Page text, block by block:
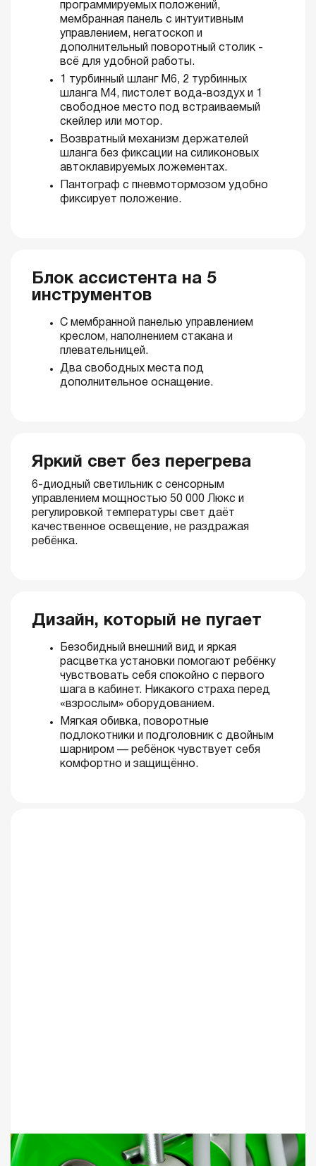
программируемых положений,
мембранная панель с интуитивным
управлением, негатоскоп и
дополнительный поворотный столик -
всё для удобной работы.
1 турбинный шланг М6, 2 турбинных
шланга М4, пистолет вода-воздух и 1
свободное место под встраиваемый
скейлер или мотор.
Возвратный механизм держателей
шланга без фиксации на силиконовых
автоклавируемых ложементах.
Пантограф с пневмотормозом удобно
фиксирует положение.
Блок ассистента на 5
инструментов
С мембранной панелью управлением
креслом, наполнением стакана и
плевательницей.
Два свободных места под
дополнительное оснащение.
Яркий свет без перегрева
6-диодный светильник с сенсорным
управлением мощностью 50 000 Люкс и
регулировкой температуры свет даёт
качественное освещение, не раздражая
ребёнка.
Дизайн, который не пугает
Безобидный внешний вид и яркая
расцветка установки помогают ребёнку
чувствовать себя спокойно с первого
шага в кабинет. Никакого страха перед
«взрослым» оборудованием.
Мягкая обивка, поворотные
подлокотники и подголовник с двойным
шарниром — ребёнок чувствует себя
комфортно и защищённо.